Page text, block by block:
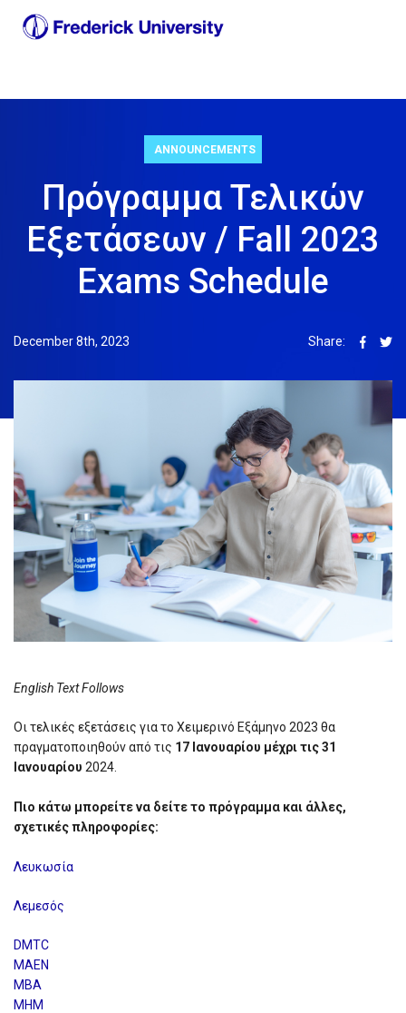
ANNOUNCEMENTS
Πρόγραμμα Τελικών
Εξετάσεων / Fall 2023
Exams Schedule
December 8th, 2023 Share:
English Text Follows
Οι τελικές εξετάσεις για το Χειμερινό Εξάμηνο 2023 θα
πραγματοποιηθούν από τις 17 Ιανουαρίου μέχρι τις 31
Ιανουαρίου 2024.
Πιο κάτω μπορείτε να δείτε το πρόγραμμα και άλλες,
σχετικές πληροφορίες:
Λευκωσία
Λεμεσός
DMTC
MAEN
MBA
MHM